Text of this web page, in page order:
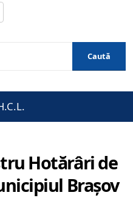
Caută
Hotărâri de
Brașov